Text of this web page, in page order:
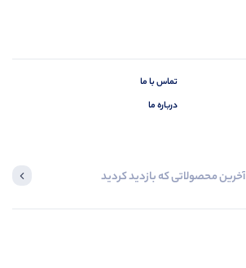
تماس با ما
درباره ما
آخرین محصولاتی که بازدید کردید